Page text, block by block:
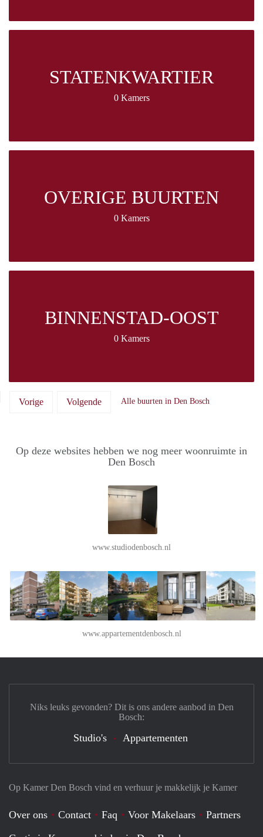
STATENKWARTIER
0 Kamers
OVERIGE BUURTEN
0 Kamers
BINNENSTAD-OOST
0 Kamers
Vorige Volgende Alle buurten in Den Bosch
Op deze websites hebben we nog meer woonruimte in
Den Bosch
www.studiodenbosch.nl
www.appartementdenbosch.nl
Op Kamer Den Bosch vind en verhuur je makkelijk je Kamer
Over ons Contact Faq Voor Makelaars
Partners
Niks leuks gevonden? Dit is ons andere aanbod in Den
Bosch:
Studio's Appartementen